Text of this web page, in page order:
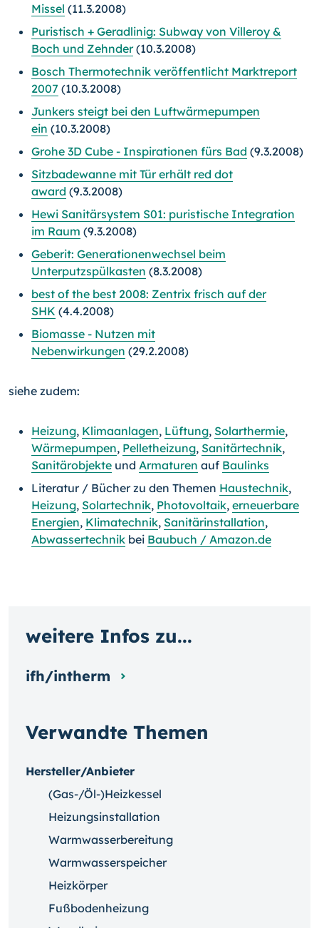
Missel (11.3.2008)
Puristisch + Geradlinig: Subway von Villeroy &
Boch und Zehnder(10.3.2008)
Bosch Thermotechnik veröffentlicht Marktreport
2007 (10.3.2008)
Junkers steigt bei den Luftwärmepumpen
ein (10.3.2008)
Grohe 3D Cube - Inspirationen fürs Bad (9.3.2008)
Sitzbadewanne mit Tür erhält red dot
award (9.3.2008)
Hewi Sanitärsystem S01: puristische Integration
im Raum (9.3.2008)
Geberit: Generationenwechsel beim
Unterputzspülkasten (8.3.2008)
best of the best 2008: Zentrix frisch auf der
SHK (4.4.2008)
Biomasse - Nutzen mit
Nebenwirkungen (29.2.2008)
siehe zudem:
Heizung, Klimaanlagen, Lüftung, Solarthermie,
Wärmepumpen, Pelletheizung, Sanitärtechnik,
Sanitärobjekte und Armaturen auf Baulinks
Literatur / Bücher zu den Themen Haustechnik,
Heizung, Solartechnik, Photovoltaik, erneuerbare
Energien, Klimatechnik, Sanitärinstallation,
Abwassertechnik bei Baubuch / Amazon.de
Verwandte Themen
Hersteller/Anbieter
(Gas-/Öl-)Heizkessel
Heizungsinstallation
Warmwasserbereitung
Warmwasserspeicher
Heizkörper
Fußbodenheizung
weitere Infos zu...
ifh/intherm